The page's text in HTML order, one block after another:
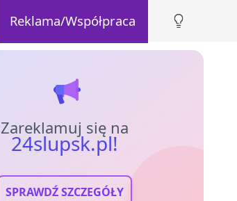
Reklama/Współpraca
Zareklamuj się na
24slupsk.pl!
SPRAWDŹ SZCZEGÓŁY